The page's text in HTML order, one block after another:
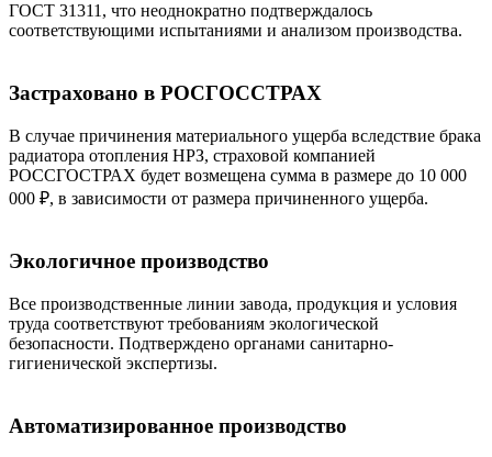
ГОСТ 31311, что неоднократно подтверждалось
соответствующими испытаниями и анализом производства.
Застраховано в РОСГОССТРАХ
В случае причинения материального ущерба вследствие брака
радиатора отопления НРЗ, страховой компанией
РОССГОСТРАХ будет возмещена сумма в размере до 10 000
000 ₽, в зависимости от размера причиненного ущерба.
Экологичное производство
Все производственные линии завода, продукция и условия
труда соответствуют требованиям экологической
безопасности. Подтверждено органами санитарно-
гигиенической экспертизы.
Автоматизированное производство